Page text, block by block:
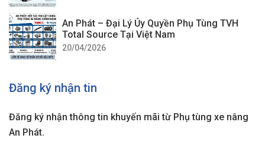
An Phát – Đại Lý Ủy Quyền Phụ Tùng TVH
Total Source Tại Việt Nam
20/04/2026
Đăng ký nhận tin
Đăng ký nhận thông tin khuyến mãi từ Phụ tùng xe nâng
An Phát.